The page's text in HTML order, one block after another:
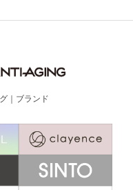
｜ブランド